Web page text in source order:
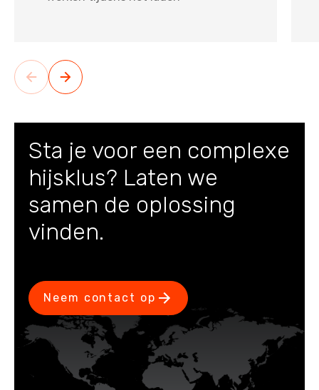
Sta je voor een complexe
hijsklus? Laten we
samen de oplossing
vinden.
Neem contact op